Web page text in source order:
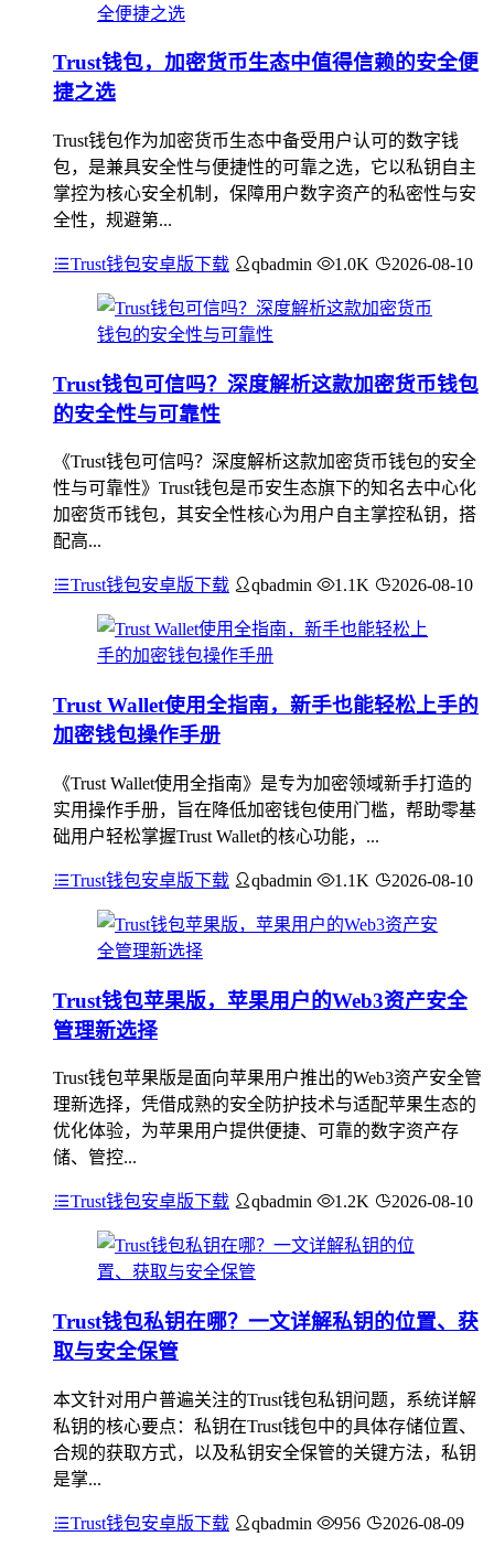
Trust钱包，加密货币生态中值得信赖的安全便
捷之选
Trust钱包作为加密货币生态中备受用户认可的数字钱
包，是兼具安全性与便捷性的可靠之选，它以私钥自主
掌控为核心安全机制，保障用户数字资产的私密性与安
全性，规避第...
Trust钱包安卓版下载 qbadmin 1.0K 2026-08-10
Trust钱包可信吗？深度解析这款加密货币钱包
的安全性与可靠性
《Trust钱包可信吗？深度解析这款加密货币钱包的安全
性与可靠性》Trust钱包是币安生态旗下的知名去中心化
加密货币钱包，其安全性核心为用户自主掌控私钥，搭
配高...
Trust钱包安卓版下载 qbadmin 1.1K 2026-08-10
Trust Wallet使用全指南，新手也能轻松上手的
加密钱包操作手册
《Trust Wallet使用全指南》是专为加密领域新手打造的
实用操作手册，旨在降低加密钱包使用门槛，帮助零基
础用户轻松掌握Trust Wallet的核心功能，...
Trust钱包安卓版下载 qbadmin 1.1K 2026-08-10
Trust钱包苹果版，苹果用户的Web3资产安全
管理新选择
Trust钱包苹果版是面向苹果用户推出的Web3资产安全管
理新选择，凭借成熟的安全防护技术与适配苹果生态的
优化体验，为苹果用户提供便捷、可靠的数字资产存
储、管控...
Trust钱包安卓版下载 qbadmin 1.2K 2026-08-10
Trust钱包私钥在哪？一文详解私钥的位置、获
取与安全保管
本文针对用户普遍关注的Trust钱包私钥问题，系统详解
私钥的核心要点：私钥在Trust钱包中的具体存储位置、
合规的获取方式，以及私钥安全保管的关键方法，私钥
是掌...
Trust钱包安卓版下载 qbadmin 956 2026-08-09